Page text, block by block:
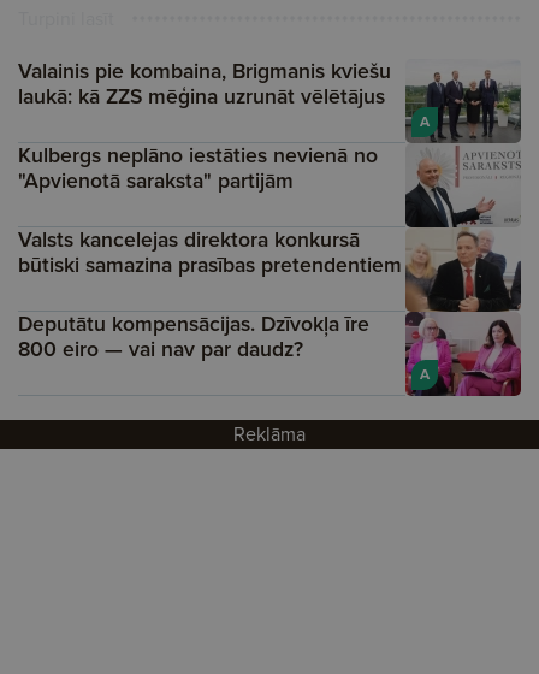
A
Valainis pie kombaina, Brigmanis kviešu
laukā: kā ZZS mēģina uzrunāt vēlētājus
Kulbergs neplāno iestāties nevienā no
"Apvienotā saraksta" partijām
Valsts kancelejas direktora konkursā
būtiski samazina prasības pretendentiem
A
Deputātu kompensācijas. Dzīvokļa īre
800 eiro — vai nav par daudz?
Reklāma